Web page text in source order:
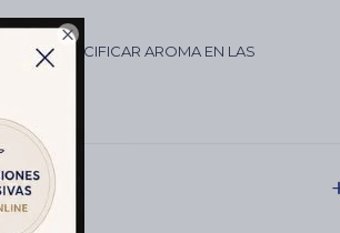

- ESPECIFICAR AROMA EN LAS